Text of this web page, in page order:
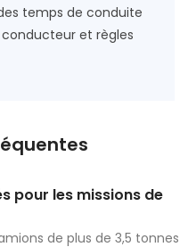
temps de conduite
et règles
pour les missions de
de plus de 3,5 tonnes